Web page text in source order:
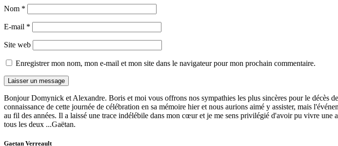
Nom *
E-mail *
Site web
Enregistrer mon nom, mon e-mail et mon site dans le navigateur pour mon prochain commentaire.
Bonjour Domynick et Alexandre. Boris et moi vous offrons nos sympathies les plus sincères pour le décès
connaissance de cette journée de célébration en sa mémoire hier et nous aurions aimé y assister, mais
au fil des années. Il a laissé une trace indélébile dans mon cœur et je me sens privilégié d'avoir pu vivre
tous les deux ...Gaëtan.
Gaetan Verreault